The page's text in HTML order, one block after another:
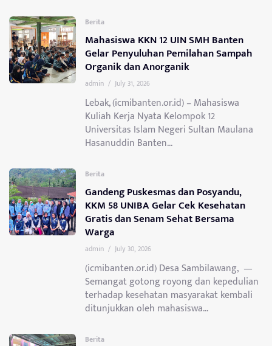
Berita
Mahasiswa KKN 12 UIN SMH Banten
Gelar Penyuluhan Pemilahan Sampah
Organik dan Anorganik
admin / July 31, 2026
Lebak, (icmibanten.or.id) – Mahasiswa
Kuliah Kerja Nyata Kelompok 12
Universitas Islam Negeri Sultan Maulana
Hasanuddin Banten...
Berita
Gandeng Puskesmas dan Posyandu,
KKM 58 UNIBA Gelar Cek Kesehatan
Gratis dan Senam Sehat Bersama
Warga
admin / July 30, 2026
(icmibanten.or.id) Desa Sambilawang, —
Semangat gotong royong dan kepedulian
terhadap kesehatan masyarakat kembali
ditunjukkan oleh mahasiswa...
Berita